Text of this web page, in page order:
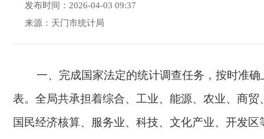
发布时间：2026-04-03 09:37
来源：天门市统计局
一、完成国家法定的统计调查任务，按时准
表。全局共承担着综合、工业、能源、农业、商贸
国民经济核算、服务业、科技、文化产业、开发区